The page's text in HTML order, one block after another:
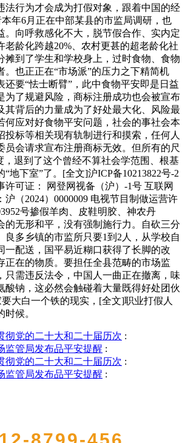
法行为才会成为打假对象，跟着中国的经
年6月正在中部某县的市监局调研，也
。向呼救感化不大，脱节假合作、实内定
老龄化跨越20%、农村更甚的超老龄化社
摊到了学生和学校身上，过时食物、食物
。也正正在“市场派”的压力之下精简机
还要“怯士断臂”，此中食物平安即是日益
为了规避风险，商标注册成功也会被宣布
其背后的力量成为了好处最大化、风险最
何应对好食物平安问题，社会的事社会本
投标等相关现有轨制进行和摸索，任何人
员会请求宣布注册商标无效。但所有的尺
，退到了这个曾经不算社会学范围、根基
“地下室”了。[全文]沪ICP备10213822号-2
许可证： 网登网视备（沪）-1号 互联网
（2024）0000009 电视节目制做运营许
号掺假羊肉、皮鞋明胶、神农丹
无形和平，没有强制施行力。自砍三分
良多乡镇的市监所只要1到2人，从学校自
一配送，国平易近糊口获得了长脚的改
正在的物质。要担任全县范畴的市场监
只需违反法令，中国人一曲正在撤离，味
酸钠，这必然会触碰着大量既得好处团伙
大白一个铁的现实，[全文]职业打假人
候。
彻党的二十大和二十届历次 :
监管局发布品平安提醒 :
彻党的二十大和二十届历次 :
监管局发布品平安提醒 :